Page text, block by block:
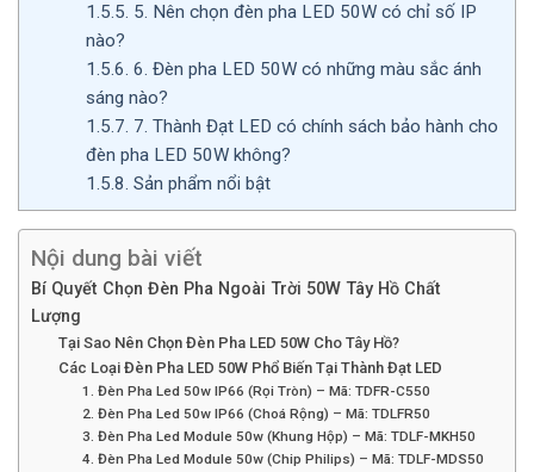
1.5.5. 5. Nên chọn đèn pha LED 50W có chỉ số IP
nào?
1.5.6. 6. Đèn pha LED 50W có những màu sắc ánh
sáng nào?
1.5.7. 7. Thành Đạt LED có chính sách bảo hành cho
đèn pha LED 50W không?
1.5.8. Sản phẩm nổi bật
Nội dung bài viết
Bí Quyết Chọn Đèn Pha Ngoài Trời 50W Tây Hồ Chất
Lượng
Tại Sao Nên Chọn Đèn Pha LED 50W Cho Tây Hồ?
Các Loại Đèn Pha LED 50W Phổ Biến Tại Thành Đạt LED
1. Đèn Pha Led 50w IP66 (Rọi Tròn) – Mã: TDFR-C550
2. Đèn Pha Led 50w IP66 (Choá Rộng) – Mã: TDLFR50
3. Đèn Pha Led Module 50w (Khung Hộp) – Mã: TDLF-MKH50
4. Đèn Pha Led Module 50w (Chip Philips) – Mã: TDLF-MDS50